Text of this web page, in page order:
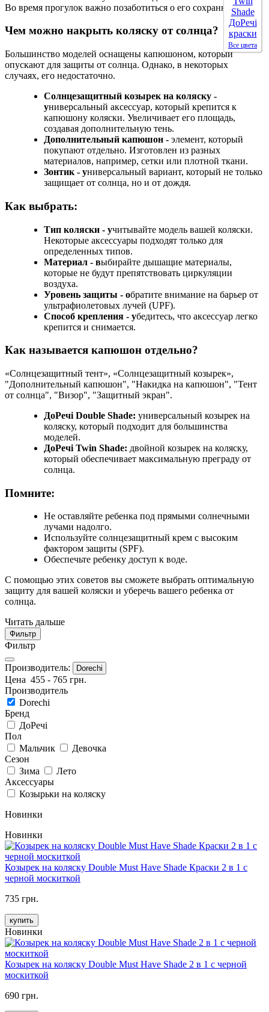
Все цвета
Во время прогулок важно позаботиться о его сохранности.
Чем можно накрыть коляску от солнца?
Большинство моделей оснащены капюшоном, который
опускают для защиты от солнца. Однако, в некоторых
случаях, его недостаточно.
Солнцезащитный козырек на коляску -
универсальный аксессуар, который крепится к
капюшону коляски. Увеличивает его площадь,
создавая дополнительную тень.
Дополнительный капюшон - элемент, который
покупают отдельно. Изготовлен из разных
материалов, например, сетки или плотной ткани.
Зонтик - универсальный вариант, который не только
защищает от солнца, но и от дождя.
Как выбрать:
Тип коляски - учитывайте модель вашей коляски.
Некоторые аксессуары подходят только для
определенных типов.
Материал - выбирайте дышащие материалы,
которые не будут препятствовать циркуляции
воздуха.
Уровень защиты - обратите внимание на барьер от
ультрафиолетовых лучей (UPF).
Способ крепления - убедитесь, что аксессуар легко
крепится и снимается.
Как называется капюшон отдельно?
«Солнцезащитный тент», «Солнцезащитный козырек»,
"Дополнительный капюшон", "Накидка на капюшон", "Тент
от солнца", "Визор", "Защитный экран".
ДоРечі Double Shade: универсальный козырек на
коляску, который подходит для большинства
моделей.
ДоРечі Twin Shade: двойной козырек на коляску,
который обеспечивает максимальную преграду от
солнца.
Помните:
Не оставляйте ребенка под прямыми солнечными
лучами надолго.
Используйте солнцезащитный крем с высоким
фактором защиты (SPF).
Обеспечьте ребенку доступ к воде.
С помощью этих советов вы сможете выбрать оптимальную
защиту для вашей коляски и уберечь вашего ребенка от
солнца.
Читать дальше
Фильтр
Фильтр
Производитель: Dorechi
Цена 455 - 765 грн.
Производитель
Dorechi
Бренд
ДоРечі
Пол
Мальчик
Девочка
Сезон
Зима
Лето
Аксессуары
Козырьки на коляску
Новинки
Новинки
Козырек на коляску Double Must Have Shade Краски 2 в 1 с
черной москиткой
735 грн.
купить
Новинки
Козырек на коляску Double Must Have Shade 2 в 1 с черной
москиткой
690 грн.